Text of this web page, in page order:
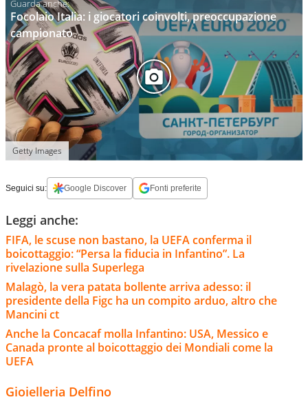
Focolaio Italia: i giocatori coinvolti, preoccupazione
campionato
Getty Images
Seguici su: Google Discover Fonti preferite
Leggi anche:
FIFA, le scuse non bastano, la UEFA conferma il
boicottaggio: “Persa la fiducia in Infantino”. La
rivelazione sulla Superlega
Malagò, la vera patata bollente arriva adesso: il
presidente della Figc ha un compito arduo, altro che
Mancini ct
Anche la Concacaf molla Infantino: USA, Messico e
Canada pronte al boicottaggio dei Mondiali come la
UEFA
Gioielleria Delfino